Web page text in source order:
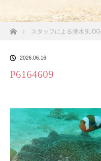
ホームスタッフによる潜水BLOG
2026.06.16
P6164609